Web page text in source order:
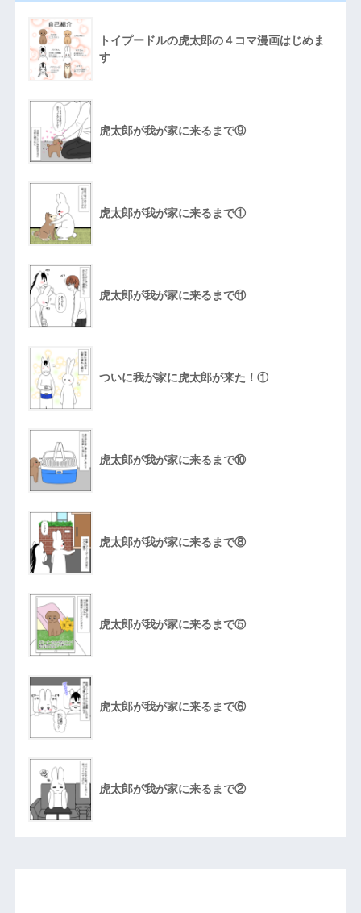
トイプードルの虎太郎の４コマ漫画はじめま
す
虎太郎が我が家に来るまで⑨
虎太郎が我が家に来るまで①
虎太郎が我が家に来るまで⑪
ついに我が家に虎太郎が来た！①
虎太郎が我が家に来るまで⑩
虎太郎が我が家に来るまで⑧
虎太郎が我が家に来るまで⑤
虎太郎が我が家に来るまで⑥
虎太郎が我が家に来るまで②